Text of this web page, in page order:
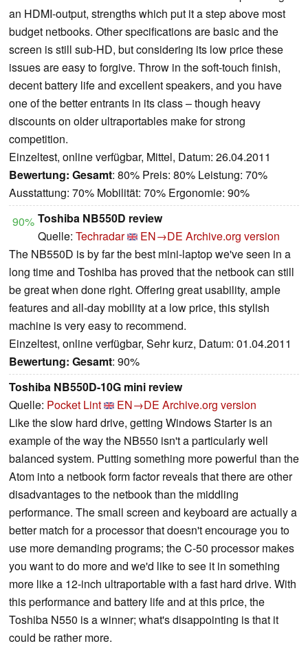
an HDMI-output, strengths which put it a step above most
budget netbooks. Other specifications are basic and the
screen is still sub-HD, but considering its low price these
issues are easy to forgive. Throw in the soft-touch finish,
decent battery life and excellent speakers, and you have
one of the better entrants in its class – though heavy
discounts on older ultraportables make for strong
competition.
Einzeltest, online verfügbar, Mittel, Datum: 26.04.2011
Bewertung: Gesamt: 80% Preis: 80% Leistung: 70%
Ausstattung: 70% Mobilität: 70% Ergonomie: 90%
90% Toshiba NB550D review
Quelle: Techradar EN→DE Archive.org version
The NB550D is by far the best mini-laptop we've seen in a
long time and Toshiba has proved that the netbook can still
be great when done right. Offering great usability, ample
features and all-day mobility at a low price, this stylish
machine is very easy to recommend.
Einzeltest, online verfügbar, Sehr kurz, Datum: 01.04.2011
Bewertung: Gesamt: 90%
Toshiba NB550D-10G mini review
Quelle: Pocket Lint EN→DE Archive.org version
Like the slow hard drive, getting Windows Starter is an
example of the way the NB550 isn't a particularly well
balanced system. Putting something more powerful than the
Atom into a netbook form factor reveals that there are other
disadvantages to the netbook than the middling
performance. The small screen and keyboard are actually a
better match for a processor that doesn't encourage you to
use more demanding programs; the C-50 processor makes
you want to do more and we'd like to see it in something
more like a 12-inch ultraportable with a fast hard drive. With
this performance and battery life and at this price, the
Toshiba N550 is a winner; what's disappointing is that it
could be rather more.